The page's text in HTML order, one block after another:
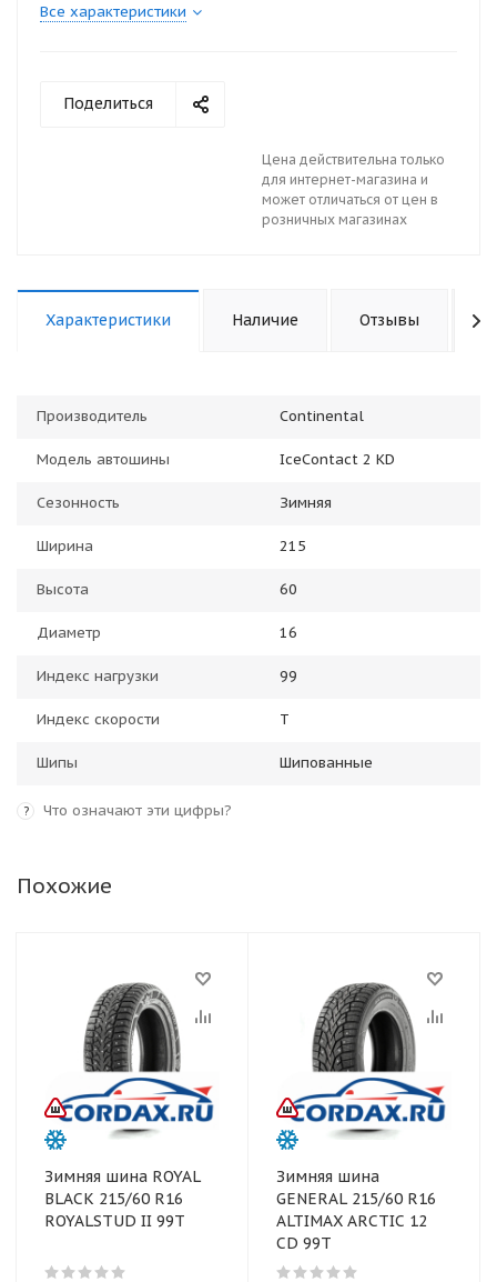
Все характеристики
Поделиться
Цена действительна только
для интернет-магазина и
может отличаться от цен в
розничных магазинах
Характеристики Наличие Отзывы
Производитель Continental
Модель автошины IceContact 2 KD
Сезонность Зимняя
Ширина 215
Высота 60
Диаметр 16
Индекс нагрузки 99
Индекс скорости T
Шипы Шипованные
? Что означают эти цифры?
Похожие
Зимняя шина ROYAL
BLACK 215/60 R16
ROYALSTUD II 99T
Зимняя шина
GENERAL 215/60 R16
ALTIMAX ARCTIC 12
CD 99T